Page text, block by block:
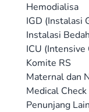
Hemodialisa
IGD (Instalasi
Instalasi
ICU (Intensive
Komite RS
Maternal dan
Medical
Penunjang